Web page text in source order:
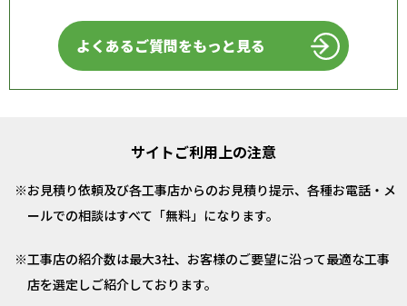
よくあるご質問をもっと見る
サイトご利用上の注意
お見積り依頼及び各工事店からのお見積り提示、各種お電話・メ
ールでの相談はすべて「無料」になります。
工事店の紹介数は最大3社、お客様のご要望に沿って最適な工事
店を選定しご紹介しております。